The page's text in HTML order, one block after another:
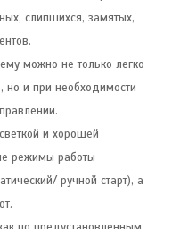
слипшихся, замятых,
можно не только легко
но и при необходимости
и хорошей
режимы работы
ручной старт), а